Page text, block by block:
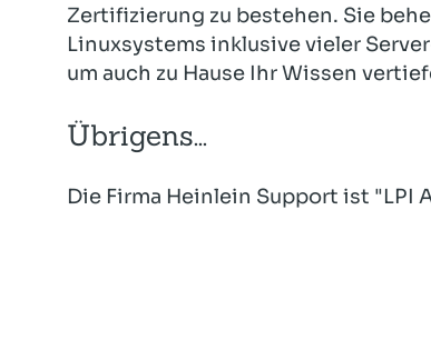
Zertifizierung zu bestehen. Sie
Linuxsystems inklusive vieler
um auch zu Hause Ihr Wissen
Übrigens...
Die Firma Heinlein Support ist "LPI